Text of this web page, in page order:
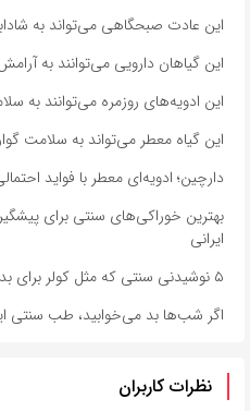
این عادت صبحگاهی می‌تواند به
این گیاهان دارویی می‌توانند به
این ادویه‌های روزمره می‌توانند به
این گیاه معطر می‌تواند به سلامت
دارچین؛ ادویه‌ای معطر با فواید
بهترین خوراکی‌های سنتی برای
ایرانی
۵ نوشیدنی سنتی که مثل کولر برای بدن عمل می‌کنند
اگر شب‌ها بد می‌خوابید، طب سنتی
نظرات کاربران